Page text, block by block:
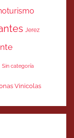
Jerez
Sin categoría
Vinicolas